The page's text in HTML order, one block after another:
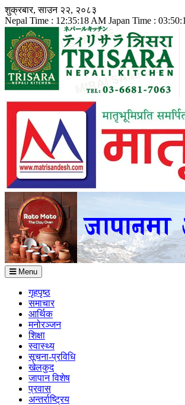
Skip
to
content
शुक्रबार, साउन २२, २०८३
Nepal Time : 12:35:20 AM Japan Time :
Menu
गृहपृष्ठ
समाचार
आर्थिक
मनोरञ्जन
शिक्षा
स्वास्थ्य
सूचना-प्रविधि
खेलकुद
जापान विशेष
प्रवास
अन्तर्राष्ट्रिय